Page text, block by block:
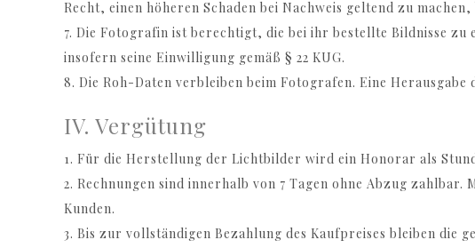
Recht, einen höheren Schaden bei Nachweis geltend zu
7. Die Fotografin ist berechtigt, die bei ihr bestellte Bildnisse
insofern seine Einwilligung gemäß § 22 KUG.
8. Die Roh-Daten verbleiben beim Fotografen. Eine
IV. Vergütung
1. Für die Herstellung der Lichtbilder wird ein Honorar als
2. Rechnungen sind innerhalb von 7 Tagen ohne Abzug
Kunden.
3. Bis zur vollständigen Bezahlung des Kaufpreises bleiben